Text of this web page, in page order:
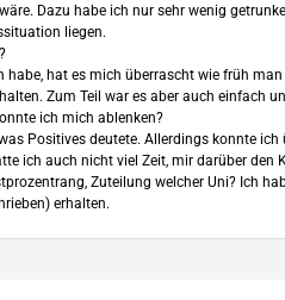
Dazu habe ich nur sehr wenig
liegen.
habe, hat es mich überrascht wie früh
Zum Teil war es aber auch einfach
ich mich ablenken?
Positives deutete. Allerdings konnte
ich auch nicht viel Zeit, mir darüber
Zuteilung welcher Uni? Ich
erhalten.